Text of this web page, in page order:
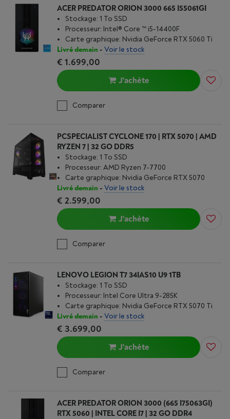
ACER PREDATOR ORION 3000 665 I55061GI
Stockage: 1 To SSD
Processeur: Intel® Core ™ i5-14400F
Carte graphique: Nvidia GeForce RTX 5060 Ti
Livré demain - Voir le stock
€ 1.699,00
J'achète
Comparer
PCSPECIALIST CYCLONE 170 | RTX 5070 | AMD
RYZEN 7 | 32 GO DDR5
Stockage: 1 To SSD
Processeur: AMD Ryzen 7-7700
Carte graphique: Nvidia GeForce RTX 5070
Livré demain - Voir le stock
€ 2.599,00
J'achète
Comparer
LENOVO LEGION T7 34IAS10 U9 1TB
Stockage: 1 To SSD
Processeur: Intel Core Ultra 9-285K
Carte graphique: Nvidia GeForce RTX 5070 Ti
Livré demain - Voir le stock
€ 3.699,00
J'achète
Comparer
ACER PREDATOR ORION 3000 (665 I75063GI)
RTX 5060 | INTEL CORE I7 | 32 GO DDR4